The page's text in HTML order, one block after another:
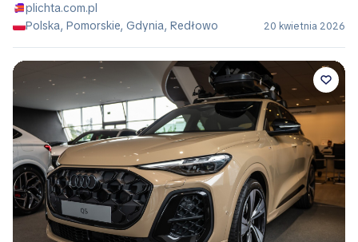
plichta.com.pl
Polska, Pomorskie, Gdynia, Redłowo
20 kwietnia 2026